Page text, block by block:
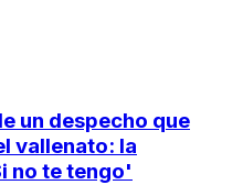
un despecho que
vallenato: la
no te tengo'